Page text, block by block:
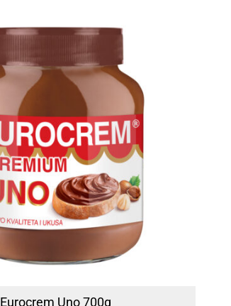
Eurocrem Uno 700g